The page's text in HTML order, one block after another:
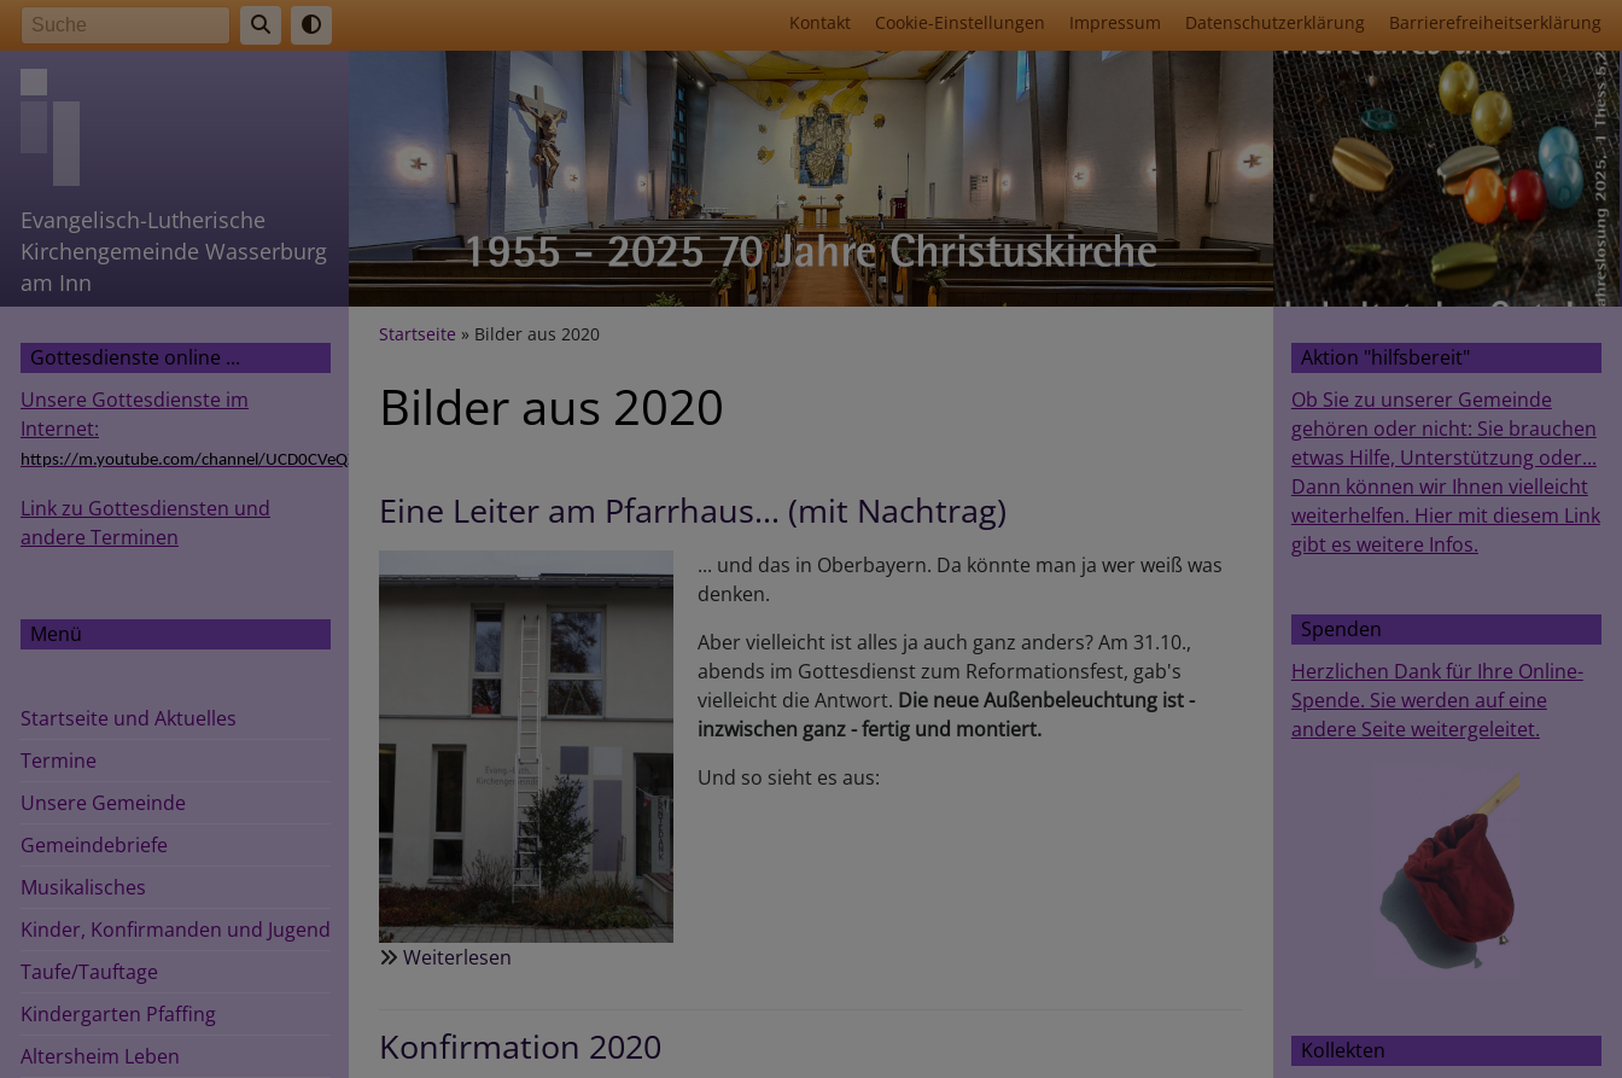
Direkt
zum
Inhalt
Fußbereichsmenü
Kontakt Cookie-Einstellungen Impressum Datenschutzerklärung Barrierefreiheitserklärung
Evangelisch-Lutherische
Kirchengemeinde Wasserburg
am Inn
Gottesdienste online ...
Unsere Gottesdienste im
Internet:
https://m.youtube.com/channel/UCD0CVeQZSg9hODT9EIzv24Q
Link zu Gottesdiensten und
andere Terminen
Menü
Hauptnavigation
Startseite und Aktuelles
Termine
Unsere Gemeinde
Gemeindebriefe
Musikalisches
Kinder, Konfirmanden und Jugend
Taufe/Tauftage
Kindergarten Pfaffing
Altersheim Leben
Breadcrumb
Startseite Bilder aus 2020
Bilder aus 2020
Eine Leiter am Pfarrhaus... (mit Nachtrag)
... und das in Oberbayern. Da könnte man ja wer weiß was
denken.
Aber vielleicht ist alles ja auch ganz anders? Am 31.10.,
abends im Gottesdienst zum Reformationsfest, gab's
vielleicht die Antwort. Die neue Außenbeleuchtung ist -
inzwischen ganz - fertig und montiert.
Und so sieht es aus:
Weiterlesen
am
Konfirmation 2020
Aktion "hilfsbereit"
Ob Sie zu unserer Gemeinde
gehören oder nicht: Sie brauchen
etwas Hilfe, Unterstützung oder...
Dann können wir Ihnen vielleicht
weiterhelfen. Hier mit diesem Link
gibt es weitere Infos.
Spenden
Herzlichen Dank für Ihre Online-
Spende. Sie werden auf eine
andere Seite weitergeleitet.
Kollekten